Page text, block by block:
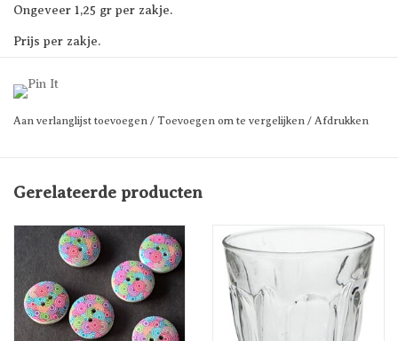
Ongeveer 1,25 gr per zakje.
Prijs per zakje.
Aan verlanglijst toevoegen / Toevoegen om te vergelijken / Afdrukken
Gerelateerde producten